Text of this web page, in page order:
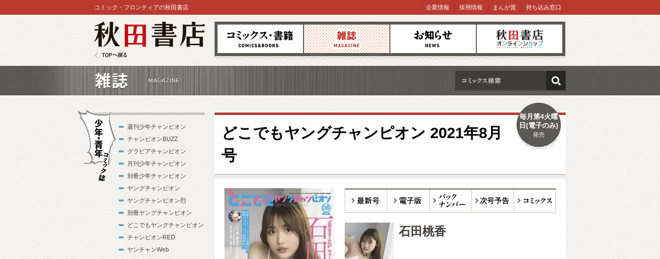
コミックス 雑誌 お知らせ オンラインショップ
コミック・フロンティアの秋田書店 企業情報 採用情報 まんが賞 持ち込み窓口
検索
どこでもヤングチャンピオン 2021年8月
号
毎月第4火曜
日(電子のみ)
発売
石田桃香
週刊少年チャンピオン
チャンピオンBUZZ
グラビアチャンピオン
月刊少年チャンピオン
別冊少年チャンピオン
ヤングチャンピオン
ヤングチャンピオン烈
別冊ヤングチャンピオン
どこでもヤングチャンピオン
チャンピオンRED
ヤンチャンWeb